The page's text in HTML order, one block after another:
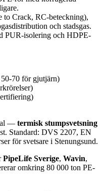
to Crack, RC-beteckning),
och stadsgas.
PUR-isolering och HDPE-
70 för gjutjärn)
— termisk stumpsvetsning
Standard: DVS 2207, EN
för svetsare i Stenungsund.
PipeLife Sverige, Wavin,
omkring 80 000 ton PE-